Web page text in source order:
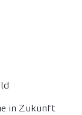
in Zukunft